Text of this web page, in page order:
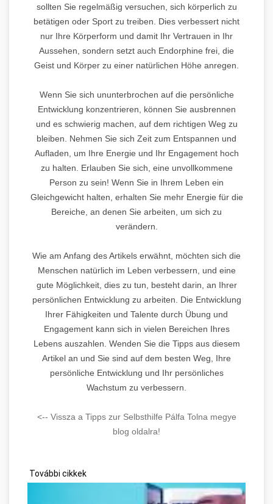
sollten Sie regelmäßig versuchen, sich körperlich zu
betätigen oder Sport zu treiben. Dies verbessert nicht
nur Ihre Körperform und damit Ihr Vertrauen in Ihr
Aussehen, sondern setzt auch Endorphine frei, die
Geist und Körper zu einer natürlichen Höhe anregen.
Wenn Sie sich ununterbrochen auf die persönliche
Entwicklung konzentrieren, können Sie ausbrennen
und es schwierig machen, auf dem richtigen Weg zu
bleiben. Nehmen Sie sich Zeit zum Entspannen und
Aufladen, um Ihre Energie und Ihr Engagement hoch
zu halten. Erlauben Sie sich, eine unvollkommene
Person zu sein! Wenn Sie in Ihrem Leben ein
Gleichgewicht halten, erhalten Sie mehr Energie für die
Bereiche, an denen Sie arbeiten, um sich zu
verändern.
Wie am Anfang des Artikels erwähnt, möchten sich die
Menschen natürlich im Leben verbessern, und eine
gute Möglichkeit, dies zu tun, besteht darin, an Ihrer
persönlichen Entwicklung zu arbeiten. Die Entwicklung
Ihrer Fähigkeiten und Talente durch Übung und
Engagement kann sich in vielen Bereichen Ihres
Lebens auszahlen. Wenden Sie die Tipps aus diesem
Artikel an und Sie sind auf dem besten Weg, Ihre
persönliche Entwicklung und Ihr persönliches
Wachstum zu verbessern.
<-- Vissza a Tipps zur Selbsthilfe Pálfa Tolna megye
blog oldalra!
További cikkek